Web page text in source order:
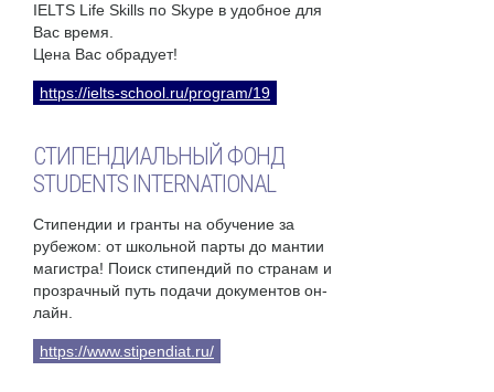
IELTS Life Skills по Skype в удобное для
Вас время.
Цена Вас обрадует!
https://ielts-school.ru/program/19
СТИПЕНДИАЛЬНЫЙ ФОНД
STUDENTS INTERNATIONAL
Стипендии и гранты на обучение за
рубежом: от школьной парты до мантии
магистра! Поиск стипендий по странам и
прозрачный путь подачи документов он-
лайн.
https://www.stipendiat.ru/